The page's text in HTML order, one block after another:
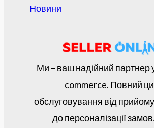
Новини
Ми – ваш надійний партнер
commerce. Повний
обслуговування від
до персоналізації